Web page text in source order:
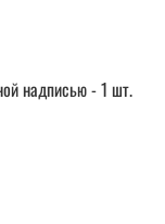
надписью - 1 шт.